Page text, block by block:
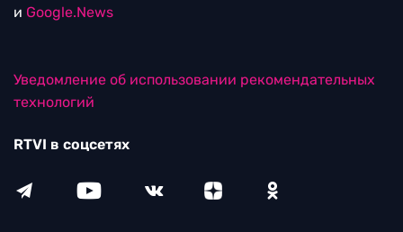
и Google.News
Уведомление об использовании рекомендательных
технологий
RTVI в соцсетях